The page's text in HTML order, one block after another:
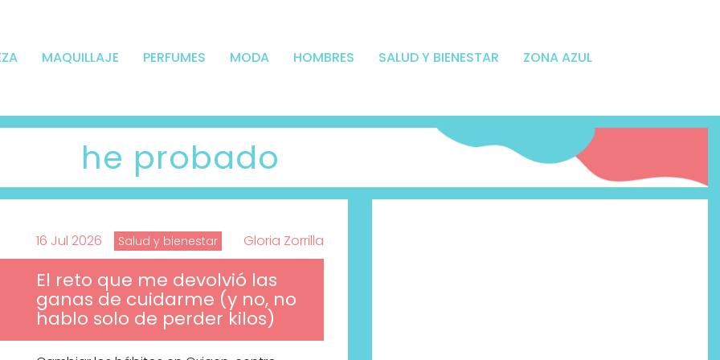
MAQUILLAJE PERFUMES MODA HOMBRES SALUD Y BIENESTAR ZONA AZUL
he probado
16 Jul 2026 Salud y bienestar Gloria Zorrilla
El reto que me devolvió las
ganas de cuidarme (y no, no
hablo solo de perder kilos)